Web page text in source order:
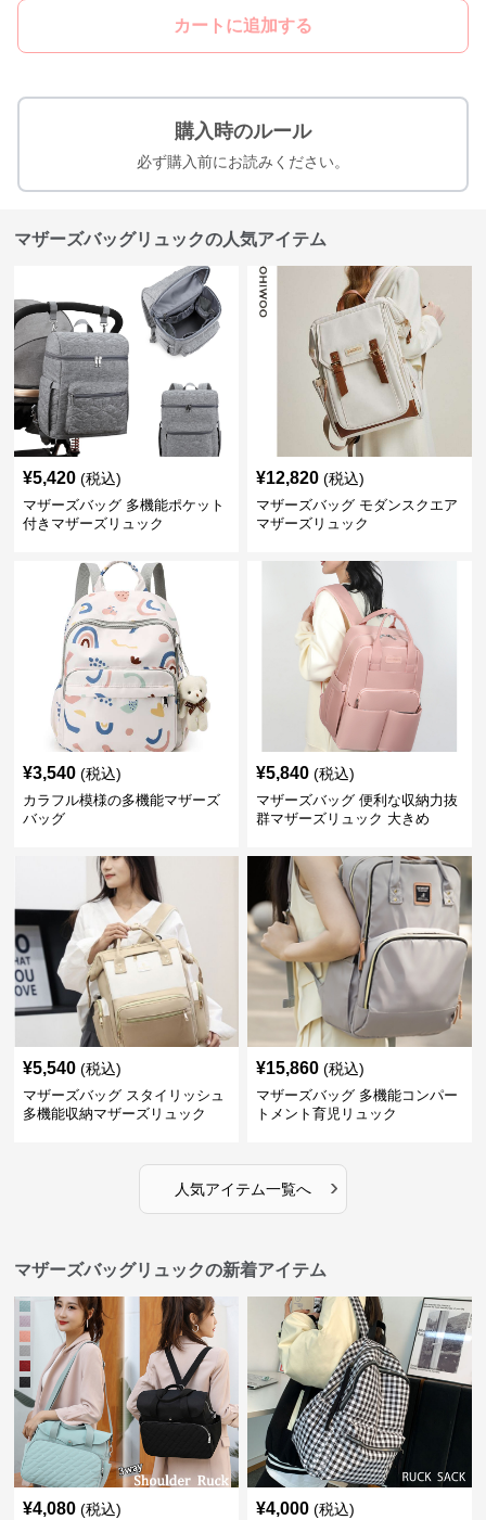
カートに追加する
購入時のルール
必ず購入前にお読みください。
マザーズバッグリュックの人気アイテム
¥5,420 (税込)
マザーズバッグ 多機能ポケット
付きマザーズリュック
¥12,820 (税込)
マザーズバッグ モダンスクエア
マザーズリュック
¥3,540 (税込)
カラフル模様の多機能マザーズ
バッグ
¥5,840 (税込)
マザーズバッグ 便利な収納力抜
群マザーズリュック 大きめ
¥5,540 (税込)
マザーズバッグ スタイリッシュ
多機能収納マザーズリュック
¥15,860 (税込)
マザーズバッグ 多機能コンパー
トメント育児リュック
人気アイテム一覧へ ›
マザーズバッグリュックの新着アイテム
¥4,080 (税込) ¥4,000 (税込)